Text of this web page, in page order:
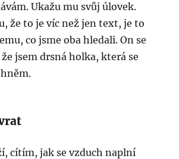
Ukažu mu svůj úlovek.
že to je víc než jen text, je to
co jsme oba hledali. On se
jsem drsná holka, která se
cítím, jak se vzduch naplní